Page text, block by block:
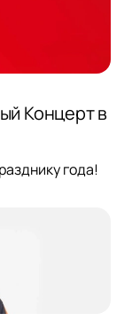
Концерт в
года!